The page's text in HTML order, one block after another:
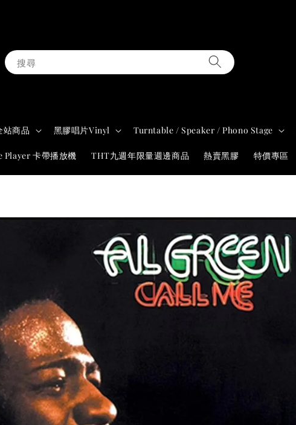
搜尋
站商品 黑膠唱片Vinyl Turntable / Speaker / Phono Stage
Player 卡帶播放機 THT九週年限量週邊商品 熱賣黑膠 特價專區